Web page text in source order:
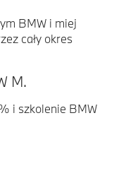
BMW i miej
cały okres
M.
i szkolenie BMW